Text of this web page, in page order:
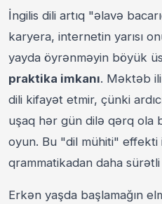
İngilis dili artıq "əlavə
karyera, internetin yarısı
yayda öyrənməyin böyük
praktika imkanı. Məktəb
dili kifayət etmir, çünki
uşaq hər gün dilə qərq ola
oyun. Bu "dil mühiti"
qrammatikadan daha
Erkən yaşda başlamağın